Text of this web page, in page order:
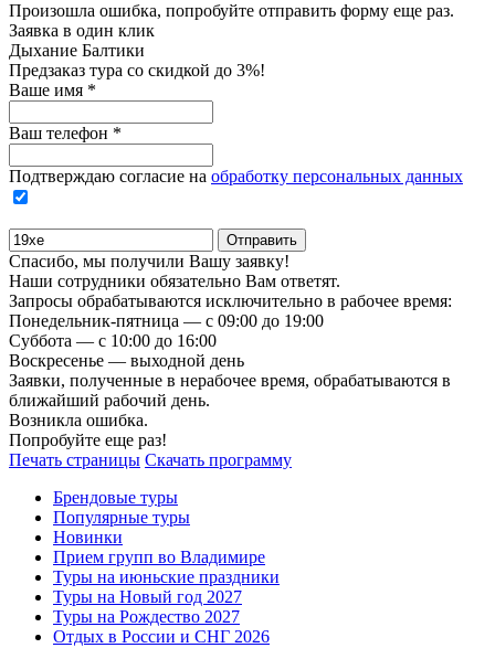
Произошла ошибка, попробуйте отправить форму еще раз.
Заявка в один клик
Дыхание Балтики
Предзаказ тура со скидкой до 3%!
Ваше имя *
Ваш телефон *
Подтверждаю согласие на обработку персональных данных
Спасибо, мы получили Вашу заявку!
Наши сотрудники обязательно Вам ответят.
Запросы обрабатываются исключительно в рабочее время:
Понедельник-пятница — с 09:00 до 19:00
Суббота — с 10:00 до 16:00
Воскресенье — выходной день
Заявки, полученные в нерабочее время, обрабатываются в
ближайший рабочий день.
Возникла ошибка.
Попробуйте еще раз!
Печать страницы Скачать программу
Брендовые туры
Популярные туры
Новинки
Прием групп во Владимире
Туры на июньские праздники
Туры на Новый год 2027
Туры на Рождество 2027
Отдых в России и СНГ 2026